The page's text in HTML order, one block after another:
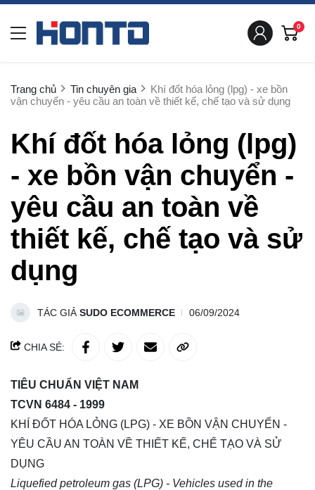
0
Trang chủ Tin chuyên gia
Khí đốt hóa lỏng (lpg) - xe bồn
vận chuyển - yêu cầu an toàn về thiết kế, chế tạo và sử dụng
Khí đốt hóa lỏng (lpg)
- xe bồn vận chuyển -
yêu cầu an toàn về
thiết kế, chế tạo và sử
dụng
TÁC GIẢ SUDO ECOMMERCE 06/09/2024
CHIA SẺ:
TIÊU CHUẨN VIỆT NAM
TCVN 6484 - 1999
KHÍ ĐỐT HÓA LỎNG (LPG) - XE BỒN VẬN CHUYỂN -
YÊU CẦU AN TOÀN VỀ THIẾT KẾ, CHẾ TẠO VÀ SỬ
DỤNG
Liquefied petroleum gas (LPG) - Vehicles used in the